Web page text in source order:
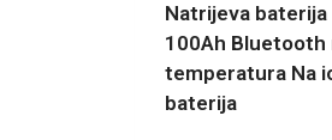
Natrijeva baterija
100Ah Bluetooth
temperatura Na
baterija